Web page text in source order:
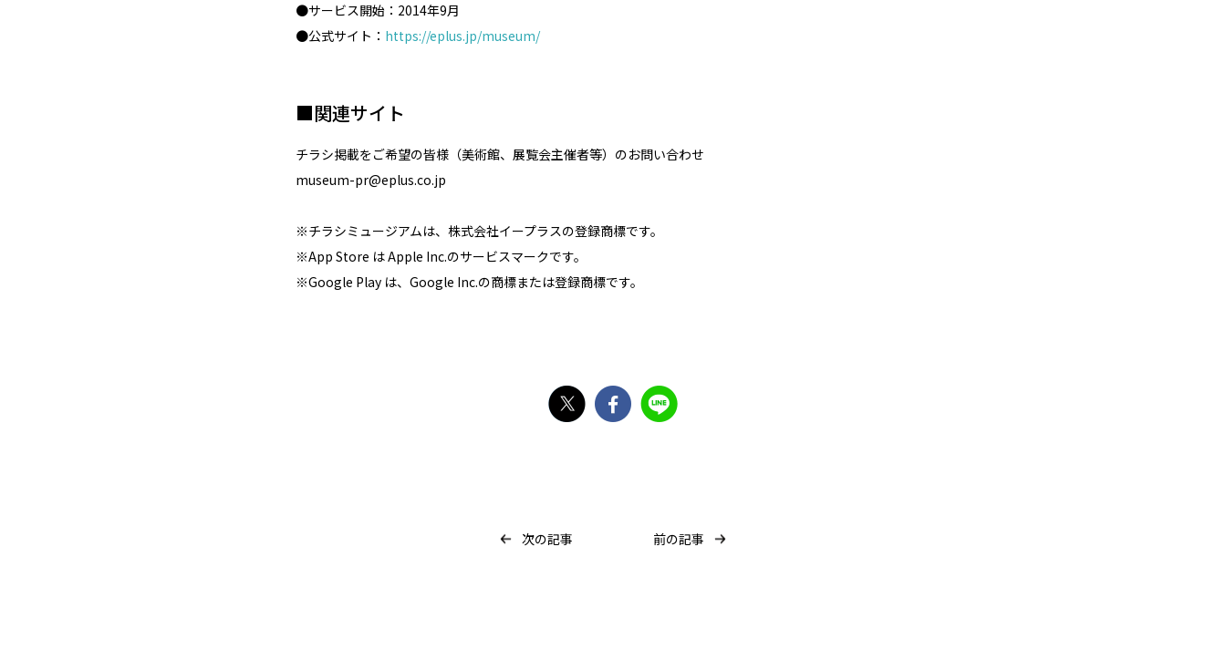
●サービス開始：2014年9月
●公式サイト： https://eplus.jp/museum/
■関連サイト
チラシ掲載をご希望の皆様（美術館、展覧会主催者等）のお問い合わせ
museum-pr@eplus.co.jp
※チラシミュージアムは、株式会社イープラスの登録商標です。
※App Store は Apple Inc.のサービスマークです。
※Google Play は、Google Inc.の商標または登録商標です。
X Facebook
次の記事 前の記事